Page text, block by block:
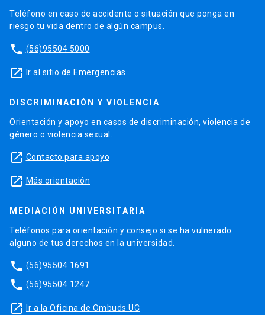
Teléfono en caso de accidente o situación que ponga en
riesgo tu vida dentro de algún campus.
phone (56)95504 5000
launch Ir al sitio de Emergencias
DISCRIMINACIÓN Y VIOLENCIA
Orientación y apoyo en casos de discriminación, violencia de
género o violencia sexual.
launch Contacto para apoyo
launch Más orientación
MEDIACIÓN UNIVERSITARIA
Teléfonos para orientación y consejo si se ha vulnerado
alguno de tus derechos en la universidad.
phone (56)95504 1691
phone (56)95504 1247
launch Ir a la Oficina de Ombuds UC